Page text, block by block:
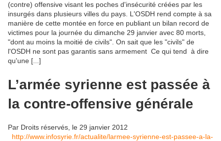
(contre) offensive visant les poches d'insécurité créées par les
insurgés dans plusieurs villes du pays. L'OSDH rend compte à sa
manière de cette montée en force en publiant un bilan record de
victimes pour la journée du dimanche 29 janvier avec 80 morts,
"dont au moins la moitié de civils". On sait que les "civils" de
l'OSDH ne sont pas garantis sans armement Ce qui tend à dire
qu'une [...]
L’armée syrienne est passée à
la contre-offensive générale
Par Droits réservés, le 29 janvier 2012
http://www.infosyrie.fr/actualite/larmee-syrienne-est-passee-a-la-